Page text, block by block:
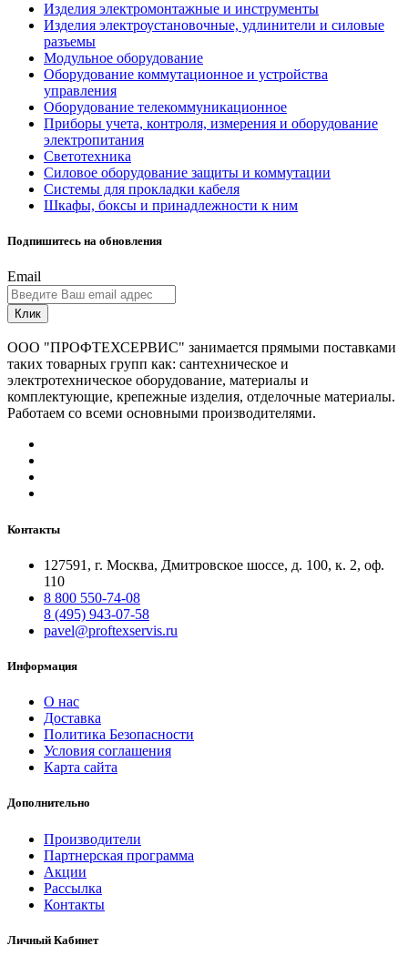
Изделия электромонтажные и инструменты
Изделия электроустановочные, удлинители и силовые
разъемы
Модульное оборудование
Оборудование коммутационное и устройства
управления
Оборудование телекоммуникационное
Приборы учета, контроля, измерения и оборудование
электропитания
Светотехника
Силовое оборудование защиты и коммутации
Системы для прокладки кабеля
Шкафы, боксы и принадлежности к ним
Подпишитесь на обновления
Email
Клик
ООО "ПРОФТЕХСЕРВИС" занимается прямыми поставками
таких товарных групп как: сантехническое и
электротехническое оборудование, материалы и
комплектующие, крепежные изделия, отделочные материалы.
Работаем со всеми основными производителями.
Контакты
127591, г. Москва, Дмитровское шоссе, д. 100, к. 2, оф.
110
8 800 550-74-08
8 (495) 943-07-58
pavel@proftexservis.ru
Информация
О нас
Доставка
Политика Безопасности
Условия соглашения
Карта сайта
Дополнительно
Производители
Партнерская программа
Акции
Рассылка
Контакты
Личный Кабинет